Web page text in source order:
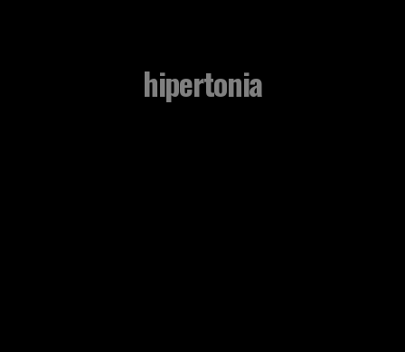
hipertonia